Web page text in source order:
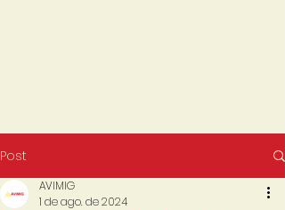
Post
AVIMIG
1 de ago. de 2024